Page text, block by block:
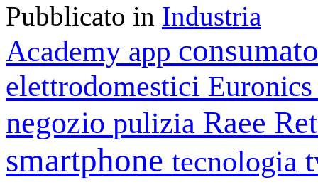
Pubblicato in Industria
Academy app
elettrodomestici
negozio pulizia Raee
smartphone tecnologia